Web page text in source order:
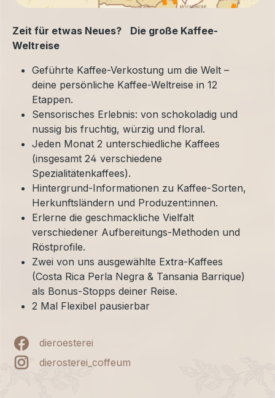
Zeit für etwas Neues? Die große Kaffee-
Weltreise
Geführte Kaffee-Verkostung um die Welt –
deine persönliche Kaffee-Weltreise in 12
Etappen.
Sensorisches Erlebnis: von schokoladig und
nussig bis fruchtig, würzig und floral.
Jeden Monat 2 unterschiedliche Kaffees
(insgesamt 24 verschiedene
Spezialitätenkaffees).
Hintergrund-Informationen zu Kaffee-Sorten,
Herkunftsländern und Produzent:innen.
Erlerne die geschmackliche Vielfalt
verschiedener Aufbereitungs-Methoden und
Röstprofile.
Zwei von uns ausgewählte Extra-Kaffees
(Costa Rica Perla Negra & Tansania Barrique)
als Bonus-Stopps deiner Reise.
2 Mal Flexibel pausierbar
dieroesterei
dierosterei_coffeum